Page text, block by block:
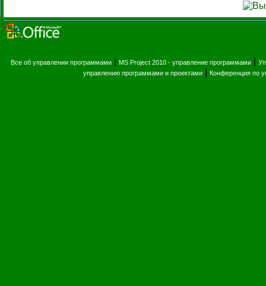
Все об управлении программами MS Project 2010 - управление программами
управлению программами и проектами| Конференция по